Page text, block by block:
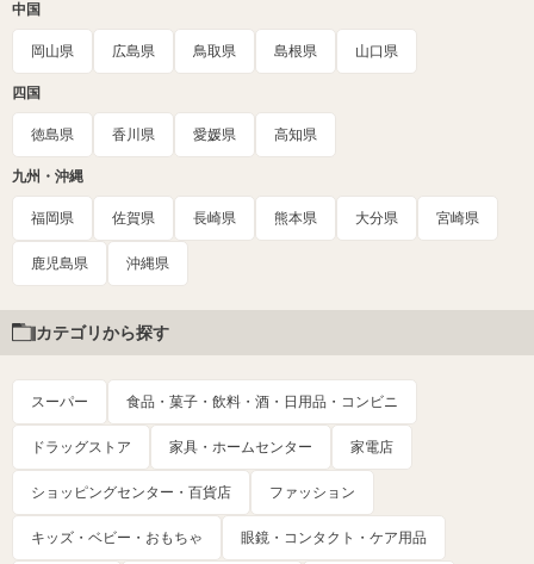
中国
岡山県 広島県 鳥取県 島根県 山口県
四国
徳島県 香川県 愛媛県 高知県
九州・沖縄
福岡県 佐賀県 長崎県 熊本県 大分県 宮崎県
鹿児島県 沖縄県
カテゴリから探す
スーパー 食品・菓子・飲料・酒・日用品・コンビニ
ドラッグストア 家具・ホームセンター 家電店
ショッピングセンター・百貨店 ファッション
キッズ・ベビー・おもちゃ 眼鏡・コンタクト・ケア用品